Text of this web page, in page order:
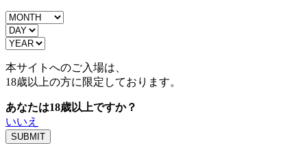
本サイトへのご入場は、
18歳以上の方に限定しております。
あなたは18歳以上ですか？
いいえ